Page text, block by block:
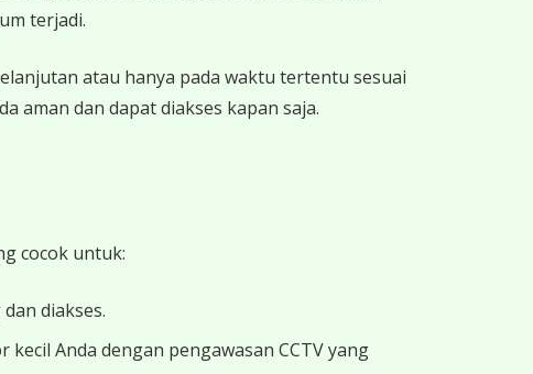
terjadi.
atau hanya pada waktu tertentu sesuai
aman dan dapat diakses kapan saja.
cocok untuk:
diakses.
Anda dengan pengawasan CCTV yang